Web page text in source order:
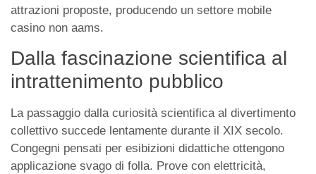
attrazioni proposte, producendo un settore mobile
casino non aams.
Dalla fascinazione scientifica al
intrattenimento pubblico
La passaggio dalla curiosità scientifica al divertimento
collettivo succede lentamente durante il XIX secolo.
Congegni pensati per esibizioni didattiche ottengono
applicazione svago di folla. Prove con elettricità,